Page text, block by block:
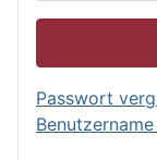
Passwort